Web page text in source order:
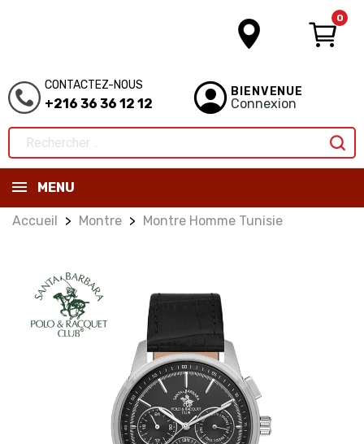
0
CONTACTEZ-NOUS
+216 36 36 12 12
BIENVENUE
Connexion
MENU
Accueil Montre Montre Homme Tunisie